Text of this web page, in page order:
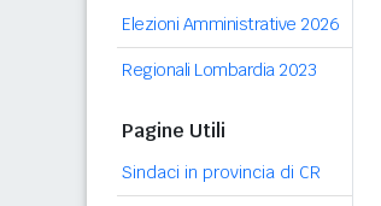
Elezioni Amministrative 2026
Regionali Lombardia 2023
Pagine Utili
Sindaci in provincia di CR